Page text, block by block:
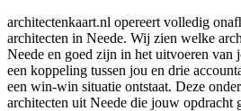
architectenkaart.nl opereert volledig
architecten in Neede. Wij zien welke
Neede en goed zijn in het uitvoeren van
een koppeling tussen jou en drie
een win-win situatie ontstaat. Deze
architecten uit Neede die jouw opdracht